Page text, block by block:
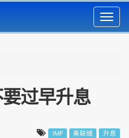
过早升息
IMF 美联储 升息